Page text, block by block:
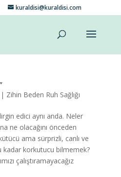
kuraldisi@kuraldisi.com
| Zihin Beden Ruh Sağlığı
edici aynı anda. Neler
ne olacağını önceden
ama sürprizli, canlı ve
korkutucu bilmemek?
çalıştıramayacağız